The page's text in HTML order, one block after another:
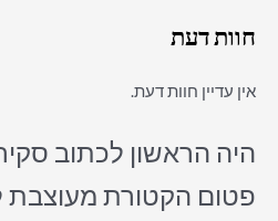
חוות דעת
אין עדיין חוות דעת.
פטום הקטורת